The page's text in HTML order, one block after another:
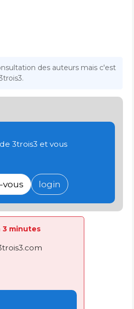
des auteurs mais c'est
3trois3 et vous
vous login
3 minutes